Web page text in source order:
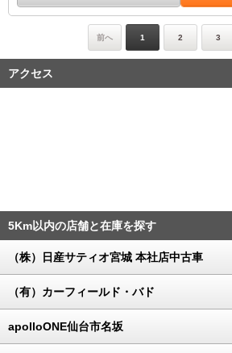
前へ 1 2 3
アクセス
5Km以内の店舗と在庫を探す
（株）日産サティオ宮城 本社店中古車
（有）カーフィールド・バド
apolloONE仙台市名坂